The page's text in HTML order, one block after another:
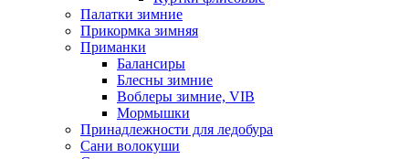
Палатки зимние
Прикормка зимняя
Приманки
Балансиры
Блесны зимние
Воблеры зимние, VIB
Мормышки
Принадлежности для ледобура
Сани волокуши